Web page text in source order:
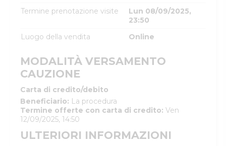
Termine prenotazione visite
Lun 08/09/2025,
23:50
Luogo della vendita
Online
MODALITÀ VERSAMENTO
CAUZIONE
Carta di credito/debito
Beneficiario: La procedura
Termine offerte con carta di credito: Ven
12/09/2025, 14:50
ULTERIORI INFORMAZIONI